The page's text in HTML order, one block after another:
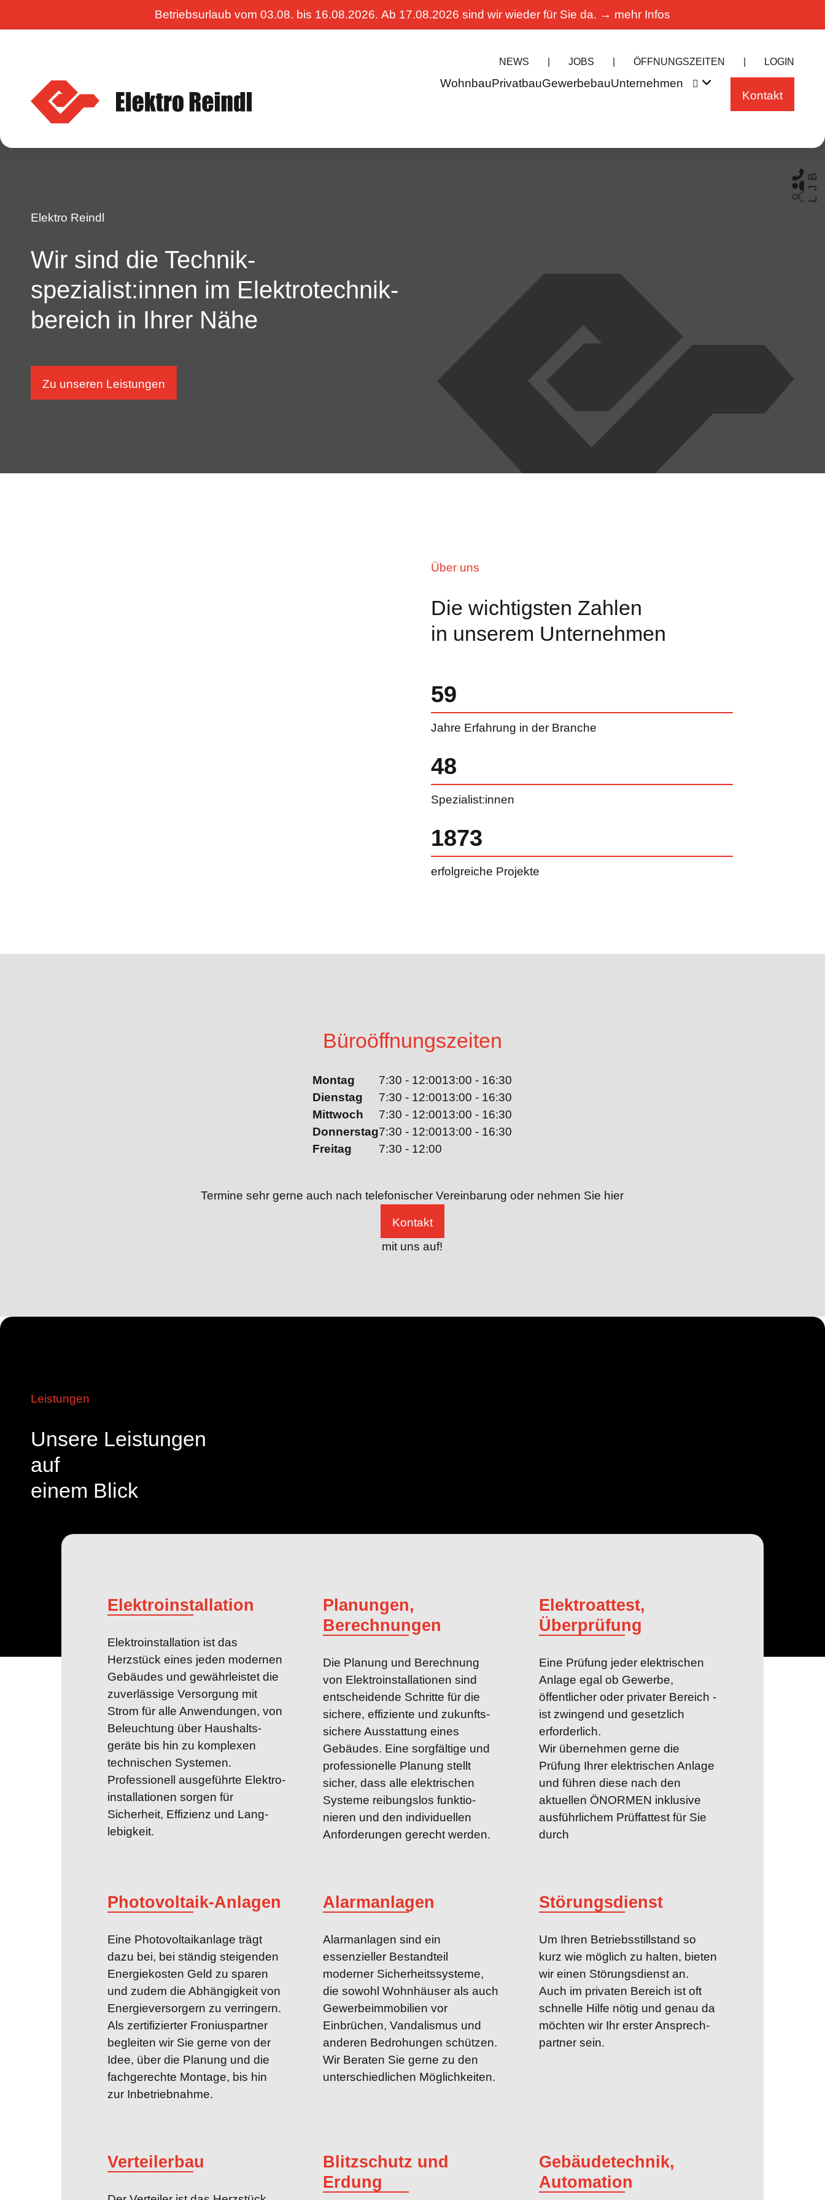
 Be
a
ung & Kon

Jobangebo

Betriebsurlaub vom 03.08. bis 16.08.2026. Ab 17.08.2026 sind wir wieder für Sie da. → mehr Infos
NEWS JOBS ÖFFNUNGSZEITEN LOGIN
WohnbauPrivatbauGewerbebauUnternehmen 
Kontakt
Elektro Reindl
Wir sind die Technik­
spezialist:innen im Elektro­technik­
bereich in Ihrer Nähe
Zu unseren Leistungen
Über uns
Die wichtigsten Zahlen
in unserem Unter­nehmen
59
Jahre Erfahrung in der Branche
48
Spezialist:innen
1873
erfolgreiche Projekte
Büroöffnungszeiten
Montag 7:30 - 12:0013:00 - 16:30
Dienstag
7:30 - 12:0013:00 - 16:30
Mittwoch
7:30 - 12:0013:00 - 16:30
Donnerstag7:30 - 12:0013:00 - 16:30
Freitag
7:30 - 12:00
Termine sehr gerne auch nach telefo­nischer Verein­barung oder nehmen Sie hier
Kontakt
mit uns auf!
Leistungen
Unsere Leistungen
auf
einem Blick
Elektroinstallation
Elektroinstallation ist das
Herzstück eines jeden modernen
Gebäudes und gewähr­leistet die
zuver­lässige Versorgung mit
Strom für alle Anwen­dungen, von
Beleuch­tung über Haushalts­
geräte bis hin zu komplexen
technischen Systemen.
Professionell ausgeführte Elektro­
installationen sorgen für
Sicherheit, Effizienz und Lang­
lebigkeit.
Planungen,
Berechnungen
Die Planung und Berech­nung
von Elektro­installationen sind
entschei­dende Schritte für die
sichere, effiziente und zukunfts­
sichere Ausstat­tung eines
Gebäudes. Eine sorgfältige und
profes­sionelle Planung stellt
sicher, dass alle elektri­schen
Systeme reibungs­los funktio­
nieren und den indivi­duellen
Anforde­rungen gerecht werden.
Elektroattest,
Überprüfung
Eine Prüfung jeder elektrischen
Anlage egal ob Gewerbe,
öffentlicher oder privater Bereich -
ist zwingend und gesetzlich
erforderlich.
Wir übernehmen gerne die
Prüfung Ihrer elektrischen Anlage
und führen diese nach den
aktuellen ÖNORMEN inklusive
ausführ­lichem Prüffattest für Sie
durch
Photovoltaik-Anlagen
Eine Photovoltaik­anlage trägt
dazu bei, bei ständig steigenden
Energie­kosten Geld zu sparen
und zudem die Abhängig­keit von
Energie­versorgern zu verringern.
Als zertifi­zierter Fronius­partner
begleiten wir Sie gerne von der
Idee, über die Planung und die
fach­gerechte Montage, bis hin
zur Inbetrieb­nahme.
Alarmanlagen
Alarmanlagen sind ein
essenzieller Bestandteil
moderner Sicherheits­systeme,
die sowohl Wohn­häuser als auch
Gewerbe­immobilien vor
Einbrüchen, Vandalismus und
anderen Bedrohungen schützen.
Wir Beraten Sie gerne zu den
unter­schiedlichen Möglich­keiten.
Störungsdienst
Um Ihren Betriebs­stillstand so
kurz wie möglich zu halten, bieten
wir einen Störungs­dienst an.
Auch im privaten Bereich ist oft
schnelle Hilfe nötig und genau da
möchten wir Ihr erster Ansprech­
partner sein.
Verteilerbau
Blitzschutz und
Erdung
Gebäudetechnik,
Automation